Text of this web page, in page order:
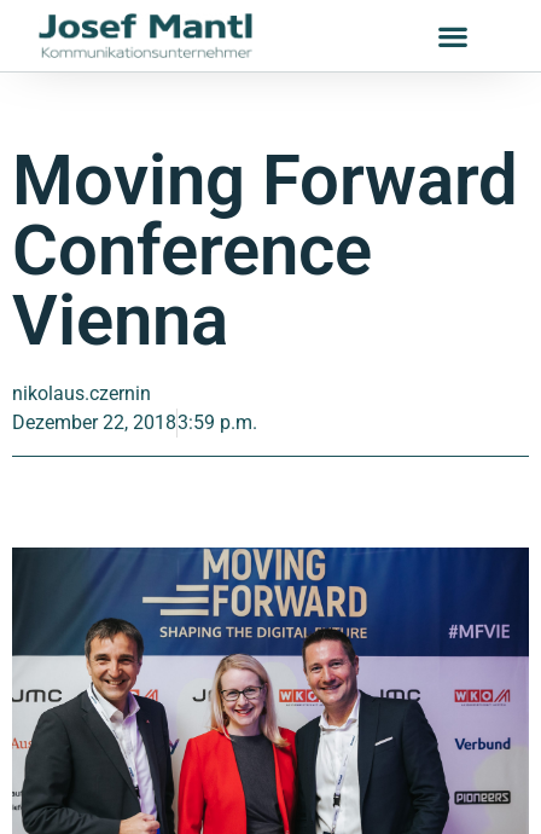
Moving Forward
Conference
Vienna
nikolaus.czernin
Dezember 22, 20183:59 p.m.